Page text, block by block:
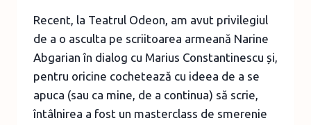
Recent, la Teatrul Odeon, am avut privilegiul
de a o asculta pe scriitoarea armeană Narine
Abgarian în dialog cu Marius Constantinescu și,
pentru oricine cochetează cu ideea de a se
apuca (sau ca mine, de a continua) să scrie,
întâlnirea a fost un masterclass de smerenie